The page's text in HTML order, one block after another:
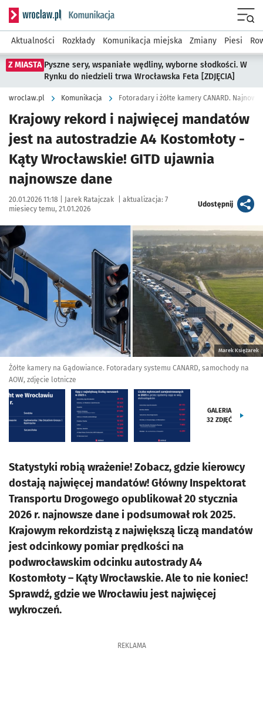
Serwis informacyjny wroclaw.pl podserwis: Komunikacja
Aktualności Rozkłady Komunikacja miejska Zmiany Piesi
Z MIASTA Pyszne sery, wspaniałe wędliny, wyborne słodkości. W
Rynku do niedzieli trwa Wrocławska Feta [ZDJĘCIA]
wroclaw.pl Komunikacja Fotoradary i żółte kamery CANARD.
Krajowy rekord i najwięcej mandatów
jest na autostradzie A4 Kostomłoty -
Kąty Wrocławskie! GITD ujawnia
najnowsze dane
Data publikacji:
20.01.2026 11:18 | Autor:
Jarek Ratajczak aktualizacja: 7
miesiecy temu, 21.01.2026
Udostępnijartykuł
Kliknij, aby zobaczyć galerię
Marek Księżarek
Żółte kamery na Gądowiance. Fotoradary systemu CANARD, samochody na
AOW, zdjęcie lotnicze
GALERIA
32 ZDJĘĆ
Statystyki robią wrażenie! Zobacz, gdzie kierowcy
dostają najwięcej mandatów! Główny Inspektorat
Transportu Drogowego opublikował 20 stycznia
2026 r. najnowsze dane i podsumował rok 2025.
Krajowym rekordzistą z największą liczą mandatów
jest odcinkowy pomiar prędkości na
podwrocławskim odcinku autostrady A4
Kostomłoty – Kąty Wrocławskie. Ale to nie koniec!
Sprawdź, gdzie we Wrocławiu jest najwięcej
wykroczeń.
REKLAMA